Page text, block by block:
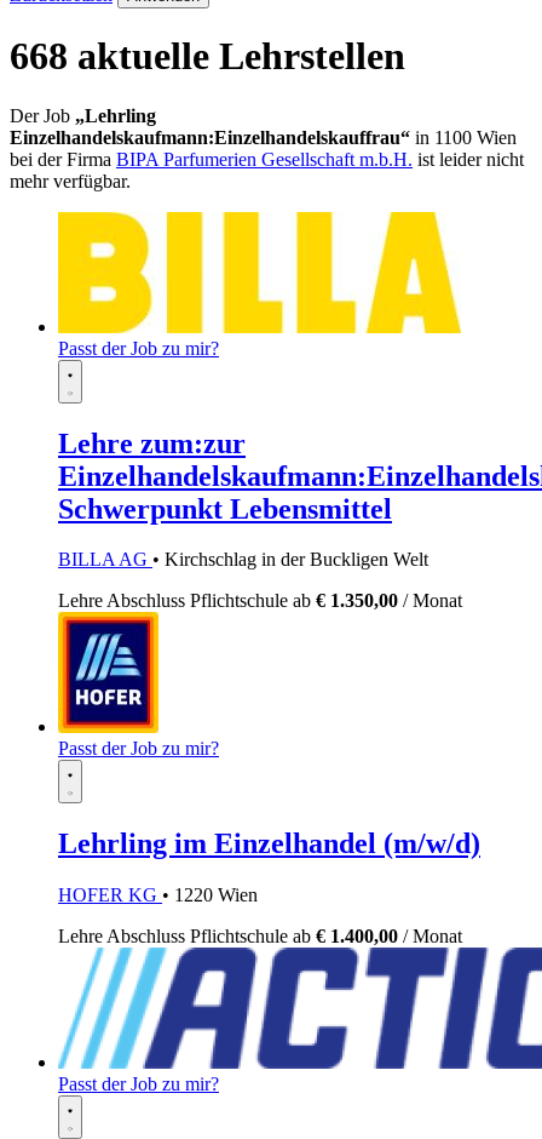
668 aktuelle Lehrstellen
Der Job „Lehrling
Einzelhandelskaufmann:Einzelhandelskauffrau“ in 1100 Wien
bei der Firma BIPA Parfumerien Gesellschaft m.b.H. ist leider nicht
mehr verfügbar.
Passt der Job zu mir?
Lehre zum:zur
Schwerpunkt Lebensmittel
BILLA AG • Kirchschlag in der Buckligen Welt
LehreAbschluss Pflichtschule ab € 1.350,00 / Monat
Passt der Job zu mir?
Lehrling im Einzelhandel (m/w/d)
HOFER KG • 1220 Wien
Lehre Abschluss Pflichtschule ab € 1.400,00 / Monat
Passt der Job zu mir?